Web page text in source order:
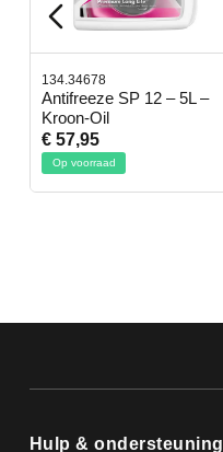
134.34678
Antifreeze SP 12 – 5L –
Kroon-Oil
€ 57,95
Op voorraad
Hulp & ondersteuning